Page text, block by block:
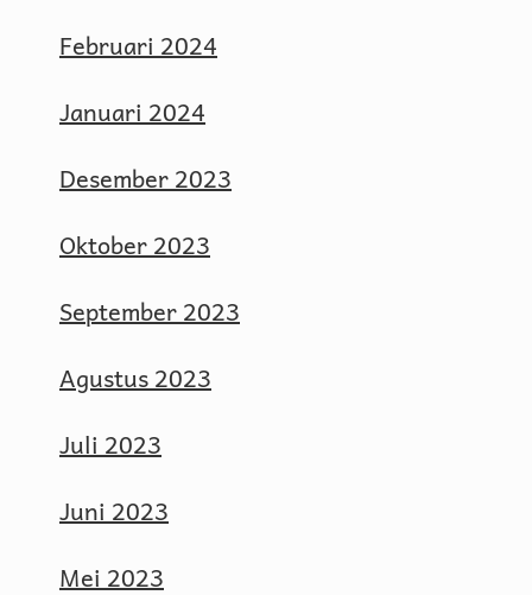
Februari 2024
Januari 2024
Desember 2023
Oktober 2023
September 2023
Agustus 2023
Juli 2023
Juni 2023
Mei 2023